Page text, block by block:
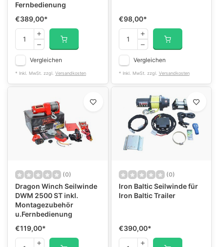
Fernbedienung
€389,00*
Vergleichen
* Inkl. MwSt. zzgl. Versandkosten
€98,00*
Vergleichen
* Inkl. MwSt. zzgl. Versandkosten
(0)
Dragon Winch Seilwinde
DWM 2500 ST inkl.
Montagezubehör
u.Fernbedienung
€119,00*
(0)
Iron Baltic Seilwinde für
Iron Baltic Trailer
€390,00*